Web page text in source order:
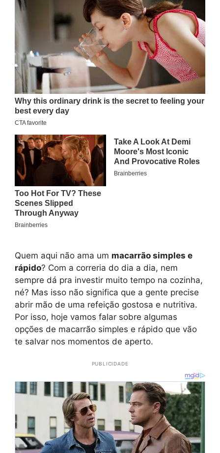
Quem aqui não ama um macarrão simples e
rápido? Com a correria do dia a dia, nem
sempre dá pra investir muito tempo na cozinha,
né? Mas isso não significa que a gente precise
abrir mão de uma refeição gostosa e nutritiva.
Por isso, hoje vamos falar sobre algumas
opções de macarrão simples e rápido que vão
te salvar nos momentos de aperto.
PUBLICIDADE